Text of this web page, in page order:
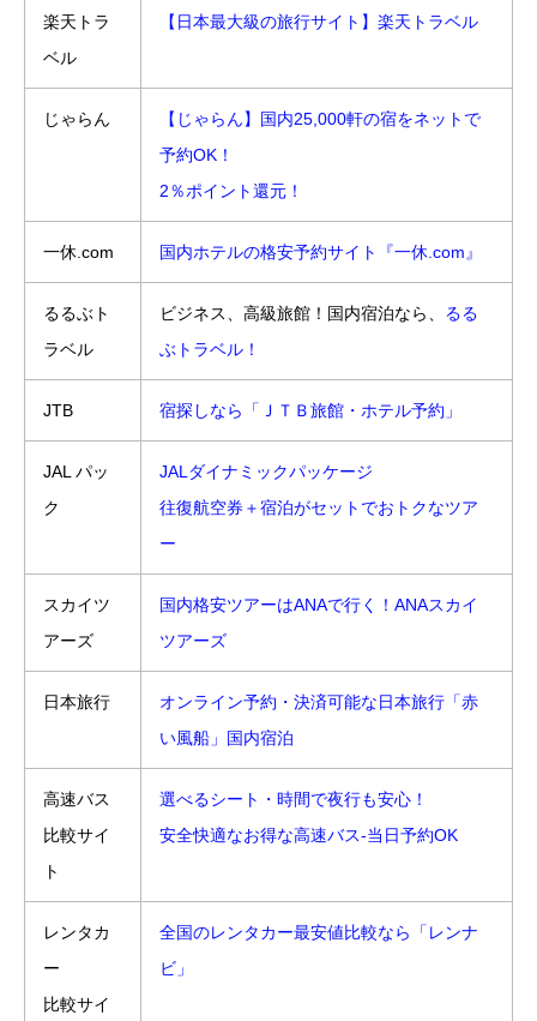
楽天トラ
ベル
【日本最大級の旅行サイト】楽天トラベル
じゃらん
【じゃらん】国内25,000軒の宿をネットで
予約OK！
2％ポイント還元！
一休.com 国内ホテルの格安予約サイト『一休.com』
るるぶト
ラベル
ビジネス、高級旅館！国内宿泊なら、 るる
ぶトラベル！
JTB 宿探しなら「ＪＴＢ旅館・ホテル予約」
JAL パッ
ク
JALダイナミックパッケージ
往復航空券＋宿泊がセットでおトクなツア
ー
スカイツ
アーズ
国内格安ツアーはANAで行く！ANAスカイ
ツアーズ
日本旅行
オンライン予約・決済可能な日本旅行「赤
い風船」国内宿泊
高速バス
比較サイ
ト
選べるシート・時間で夜行も安心！
安全快適なお得な高速バス-当日予約OK
レンタカ
ー
比較サイ
全国のレンタカー最安値比較なら「レンナ
ビ」